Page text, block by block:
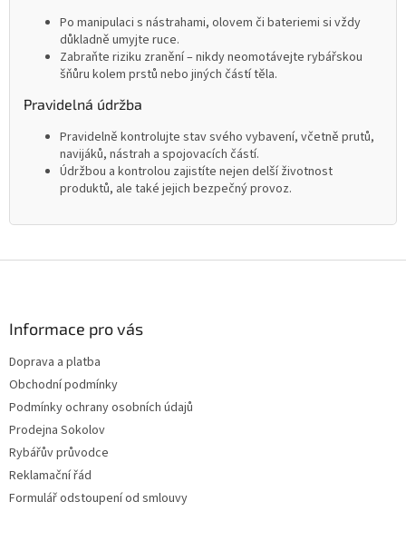
Po manipulaci s nástrahami, olovem či bateriemi si vždy
důkladně umyjte ruce.
Zabraňte riziku zranění – nikdy neomotávejte rybářskou
šňůru kolem prstů nebo jiných částí těla.
Pravidelná údržba
Pravidelně kontrolujte stav svého vybavení, včetně prutů,
navijáků, nástrah a spojovacích částí.
Údržbou a kontrolou zajistíte nejen delší životnost
produktů, ale také jejich bezpečný provoz.
Informace pro vás
Doprava a platba
Obchodní podmínky
Podmínky ochrany osobních údajů
Prodejna Sokolov
Rybářův průvodce
Reklamační řád
Formulář odstoupení od smlouvy